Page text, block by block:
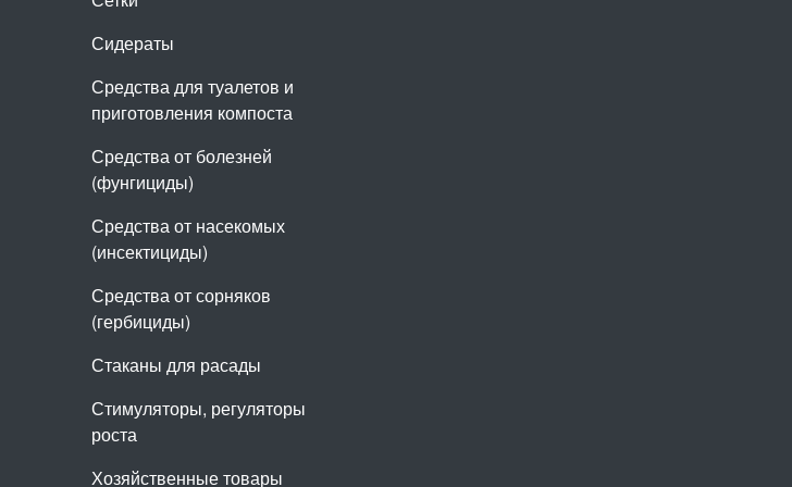
Сидераты
Средства для туалетов и
приготовления компоста
Средства от болезней
(фунгициды)
Средства от насекомых
(инсектициды)
Средства от сорняков
(гербициды)
Стаканы для расады
Стимуляторы, регуляторы
роста
Хозяйственные товары